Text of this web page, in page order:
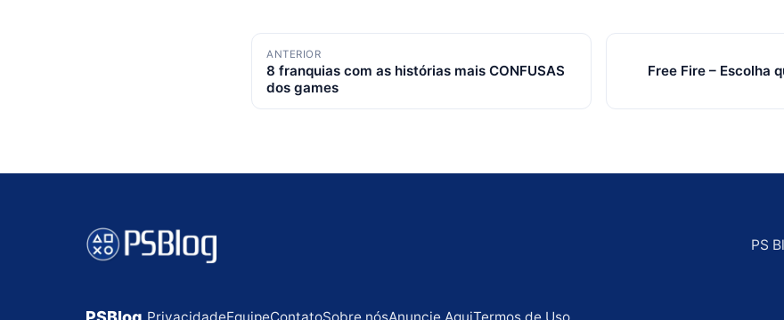
Navegação
de
posts
ANTERIOR
8 franquias com as histórias mais CONFUSAS
dos games
Free Fire – Escolha
PS